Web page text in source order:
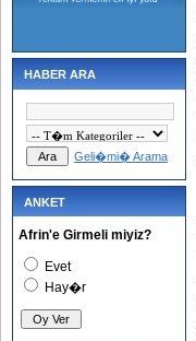
HABER ARA
Geli�mi� Arama
ANKET
Afrin'e Girmeli miyiz?
Evet
Hay�r